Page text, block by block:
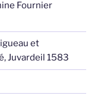
Fournier
et
Juvardeil 1583